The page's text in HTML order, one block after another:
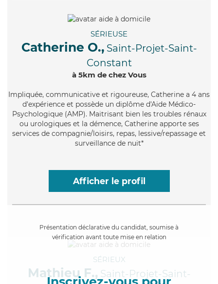
SÉRIEUSE
Catherine O., Saint-Projet-Saint-
Constant
à 5km de chez Vous
Impliquée, communicative et rigoureuse, Catherine a 4 ans
d'expérience et possède un diplôme d'Aide Médico-
Psychologique (AMP). Maitrisant bien les troubles rénaux
ou urologiques et la démence, Catherine apporte ses
services de compagnie/loisirs, repas, lessive/repassage et
surveillance de nuit*
Afficher le profil
Présentation déclarative du candidat, soumise à
vérification avant toute mise en relation
SÉRIEUX
Mathieu F., Saint-Projet-Saint-